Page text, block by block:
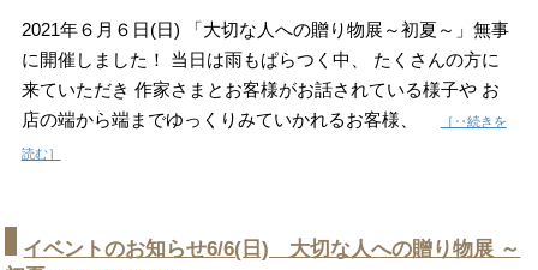
2021年６月６日(日) 「大切な人への贈り物展～初夏～」無事
に開催しました！ 当日は雨もぱらつく中、 たくさんの方に
来ていただき 作家さまとお客様がお話されている様子や お
店の端から端までゆっくりみていかれるお客様、
［‥続きを
読む］
イベントのお知らせ6/6(日) 大切な人への贈り物展 ～